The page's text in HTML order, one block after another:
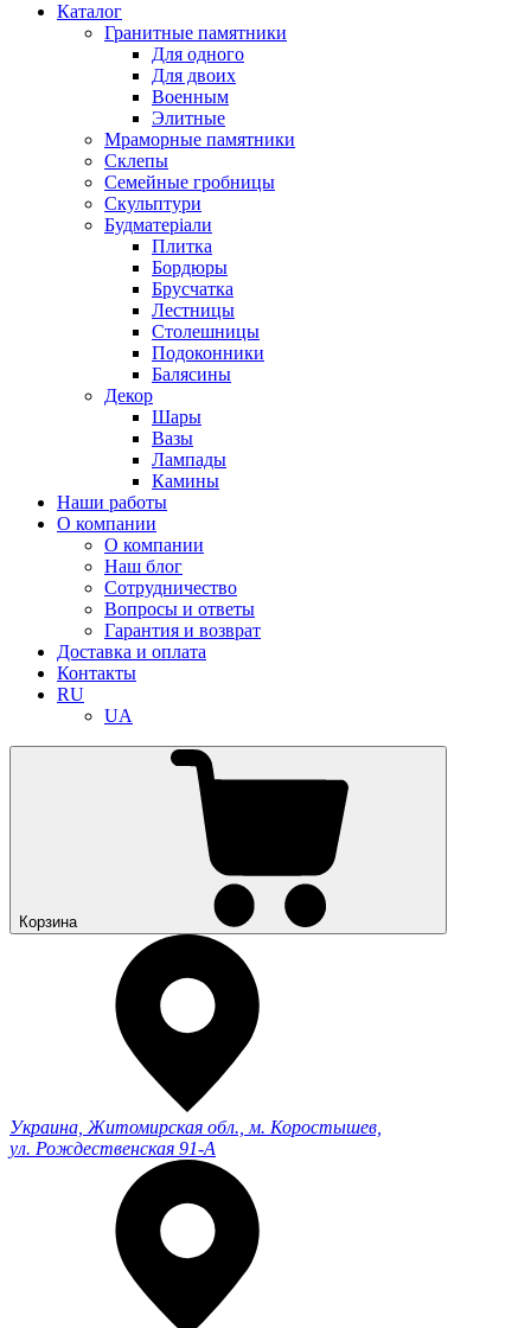
Каталог
Гранитные памятники
Для одного
Для двоих
Военным
Элитные
Мраморные памятники
Склепы
Семейные гробницы
Скульптури
Будматеріали
Плитка
Бордюры
Брусчатка
Лестницы
Столешницы
Подоконники
Балясины
Декор
Шары
Вазы
Лампады
Камины
Наши работы
О компании
О компании
Наш блог
Сотрудничество
Вопросы и ответы
Гарантия и возврат
Доставка и оплата
Контакты
RU
UA
Корзина
Украина, Житомирская обл., м. Коростышев,
ул. Рождественская 91-А